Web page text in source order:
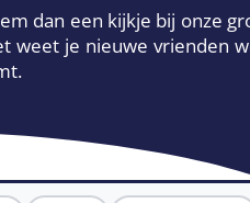
dan een kijkje bij onze
je nieuwe vrienden